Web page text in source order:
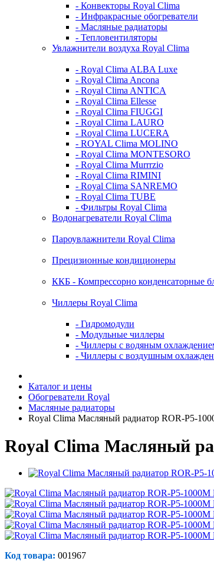
- Конвекторы Royal Clima
- Инфракрасные обогреватели
- Масляные радиаторы
- Тепловентиляторы
Увлажнители воздуха Royal Clima
- Royal Clima ALBA Luxe
- Royal Clima Ancona
- Royal Clima ANTICA
- Royal Clima Ellesse
- Royal Clima FIUGGI
- Royal Clima LAURO
- Royal Clima LUCERA
- ROYAL Clima MOLINO
- Royal Clima MONTESORO
- Royal Clima Murrrzio
- Royal Clima RIMINI
- Royal Clima SANREMO
- Royal Clima TUBE
- Фильтры Royal Clima
Водонагреватели Royal Clima
Пароувлажнители Royal Clima
Прецизионные кондиционеры
ККБ - Компрессорно конденсаторные
Чиллеры Royal Clima
- Гидромодули
- Модульные чиллеры
- Чиллеры с водяным
- Чиллеры с воздушным
Каталог и цены
Обогреватели Royal
Масляные радиаторы
Royal Clima Масляный радиатор ROR-P5-
Royal Clima Масляный
Код товара: 001967